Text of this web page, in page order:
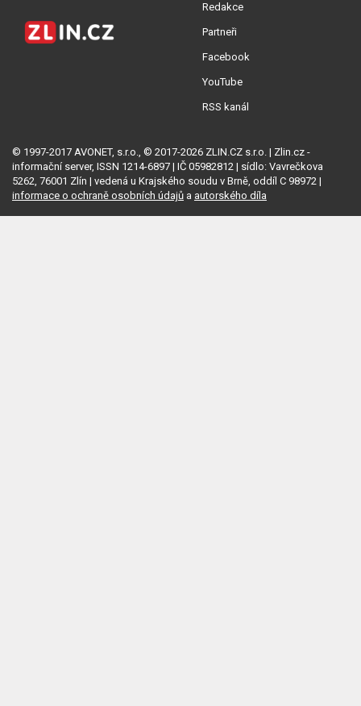
Redakce
Partneři
Facebook
YouTube
RSS kanál
© 1997-2017 AVONET, s.r.o., © 2017-2026 ZLIN.CZ s.r.o. | Zlin.cz -
informační server, ISSN 1214-6897 | IČ 05982812 | sídlo: Vavrečkova
5262, 76001 Zlín | vedená u Krajského soudu v Brně, oddíl C 98972 |
informace o ochraně osobních údajů a autorského díla